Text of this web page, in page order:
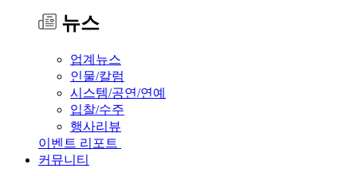
뉴스
업계뉴스
인물/칼럼
시스템/공연/연예
입찰/수주
행사리뷰
이벤트 리포트
커뮤니티